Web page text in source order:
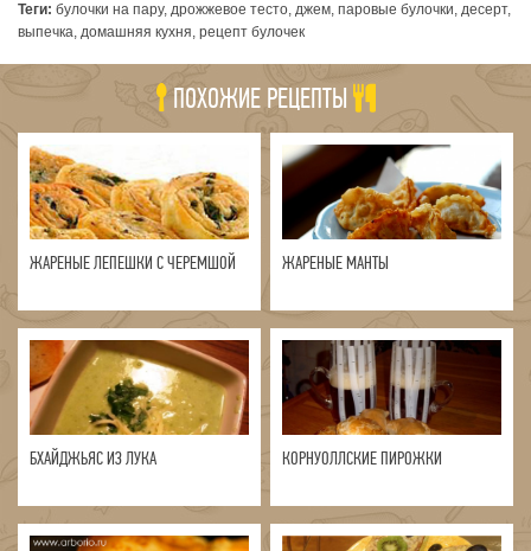
Теги: булочки на пару, дрожжевое тесто, джем, паровые булочки, десерт,
выпечка, домашняя кухня, рецепт булочек
ПОХОЖИЕ РЕЦЕПТЫ
ЖАРЕНЫЕ ЛЕПЕШКИ С ЧЕРЕМШОЙ ЖАРЕНЫЕ МАНТЫ
БХАЙДЖЬЯС ИЗ ЛУКА КОРНУОЛЛСКИЕ ПИРОЖКИ